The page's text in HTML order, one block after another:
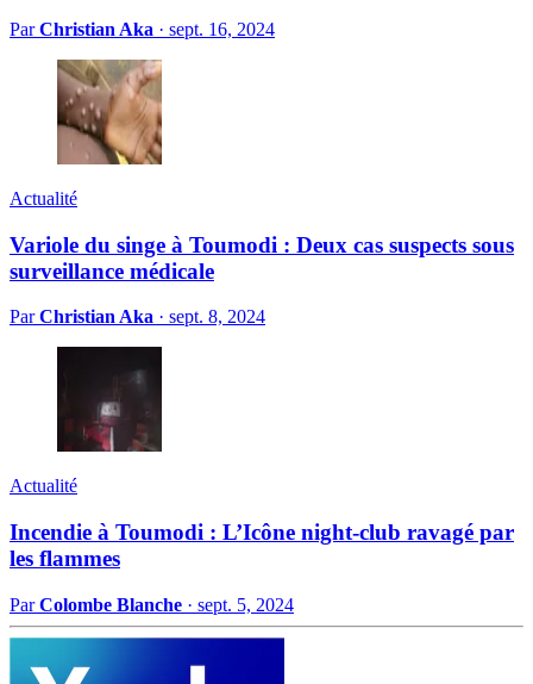
ParChristian Aka · sept. 16, 2024
Actualité
Variole du singe à Toumodi : Deux cas suspects sous
surveillance médicale
ParChristian Aka · sept. 8, 2024
Actualité
Incendie à Toumodi : L’Icône night-club ravagé par
les flammes
ParColombe Blanche · sept. 5, 2024